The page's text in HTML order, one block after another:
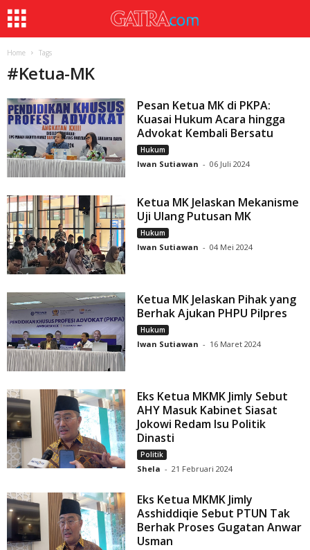
Home Tags
#Ketua-MK
Pesan Ketua MK di PKPA:
Kuasai Hukum Acara hingga
Advokat Kembali Bersatu
Hukum
Iwan Sutiawan - 06 Juli 2024
Ketua MK Jelaskan Mekanisme
Uji Ulang Putusan MK
Hukum
Iwan Sutiawan - 04 Mei 2024
Ketua MK Jelaskan Pihak yang
Berhak Ajukan PHPU Pilpres
Hukum
Iwan Sutiawan - 16 Maret 2024
Eks Ketua MKMK Jimly Sebut
AHY Masuk Kabinet Siasat
Jokowi Redam Isu Politik
Dinasti
Politik
Shela - 21 Februari 2024
Eks Ketua MKMK Jimly
Asshiddiqie Sebut PTUN Tak
Berhak Proses Gugatan Anwar
Usman